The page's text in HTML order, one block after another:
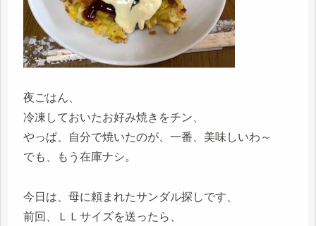
夜ごはん、
冷凍しておいたお好み焼きをチン、
やっぱ、自分で焼いたのが、一番、美味しいわ～
でも、もう在庫ナシ。
今日は、母に頼まれたサンダル探しです、
前回、ＬＬサイズを送ったら、